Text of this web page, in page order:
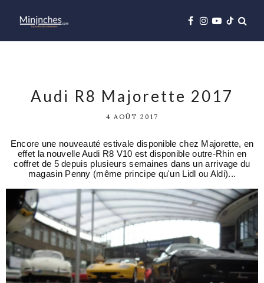
Audi R8 Majorette 2017
4 AOÛT 2017
Encore une nouveauté estivale disponible chez Majorette, en
effet la nouvelle Audi R8 V10 est disponible outre-Rhin en
coffret de 5 depuis plusieurs semaines dans un arrivage du
magasin Penny (même principe qu'un Lidl ou Aldi)...